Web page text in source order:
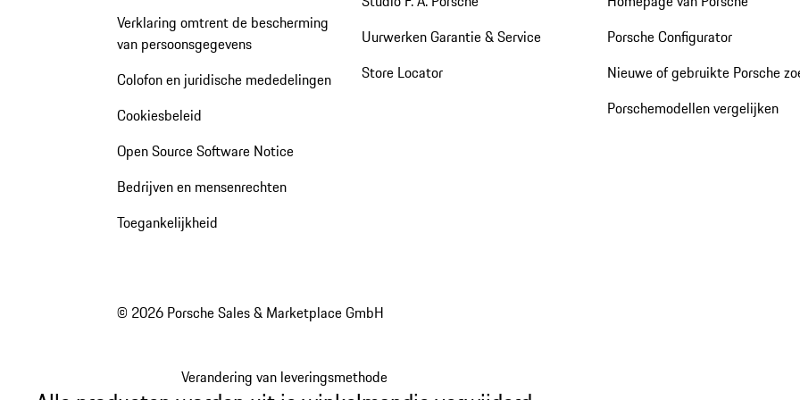
Verklaring omtrent de bescherming
van persoonsgegevens
Colofon en juridische mededelingen
Cookiesbeleid
Open Source Software Notice
Bedrijven en mensenrechten
Toegankelijkheid
Uurwerken Garantie & Service
Store Locator
Porsche Configurator
Nieuwe of gebruikte Porsche
Porschemodellen vergelijken
© 2026 Porsche Sales & Marketplace GmbH
Verandering van leveringsmethode